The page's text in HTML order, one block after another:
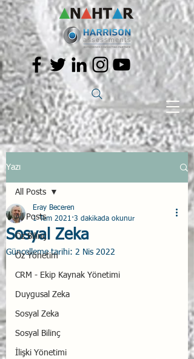
Yazı
All Posts
Öz Bilinç
Öz Yönetim
CRM - Ekip Kaynak Yönetimi
Duygusal Zeka
Sosyal Zeka
Sosyal Bilinç
İlişki Yönetimi
All Posts
Sosyal Zeka
Eray Beceren
1 Tem 2021 3 dakikada okunur
Güncelleme tarihi: 2 Nis 2022